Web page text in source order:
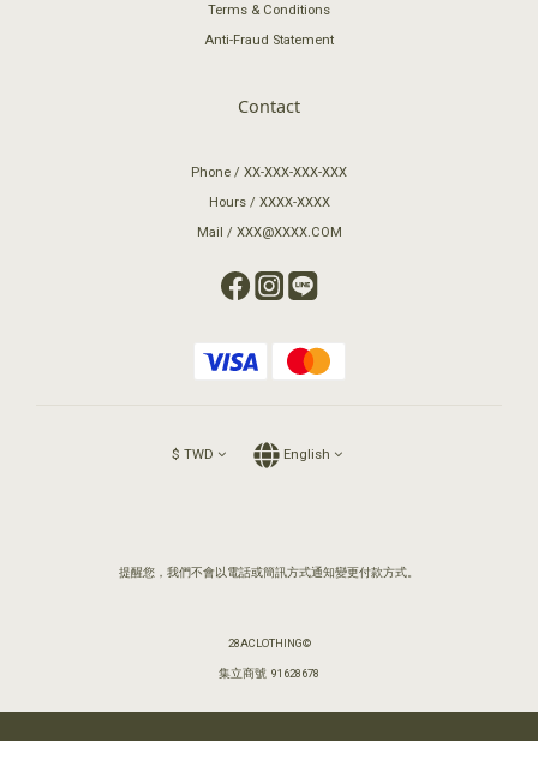
Terms & Conditions
Anti-Fraud Statement
Contact
Phone / XX-XXX-XXX-XXX
Hours / XXXX-XXXX
Mail / XXX@XXXX.COM
$ TWD English
提醒您，我們不會以電話或簡訊方式通知變更付款方式。
28ACLOTHING©
集立商號 91628678